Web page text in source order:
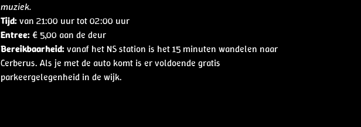
muziek.
Tijd:van 21:00 uur tot 02:00 uur
Entree:€ 5,00 aan de deur
Bereikbaarheid:vanaf het NS station is het 15 minuten wandelen naar
Cerberus. Als je met de auto komt is er voldoende gratis
parkeergelegenheid in de wijk.